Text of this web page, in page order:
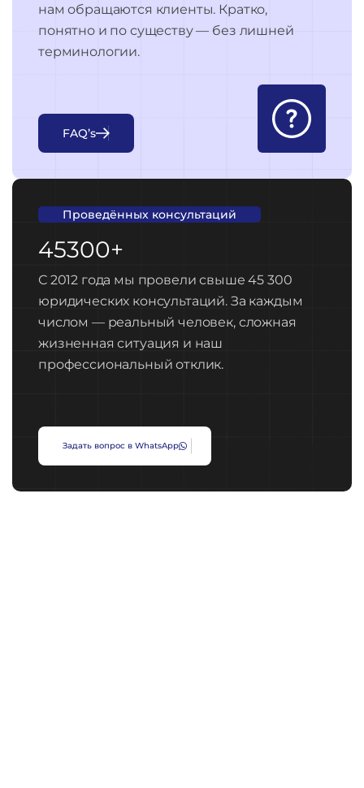
нам обращаются клиенты. Кратко,
понятно и по существу — без лишней
терминологии.
FAQ’s
Проведённых консультаций
45300+
С 2012 года мы провели свыше 45 300
юридических консультаций. За каждым
числом — реальный человек, сложная
жизненная ситуация и наш
профессиональный отклик.
Задать вопрос в WhatsApp